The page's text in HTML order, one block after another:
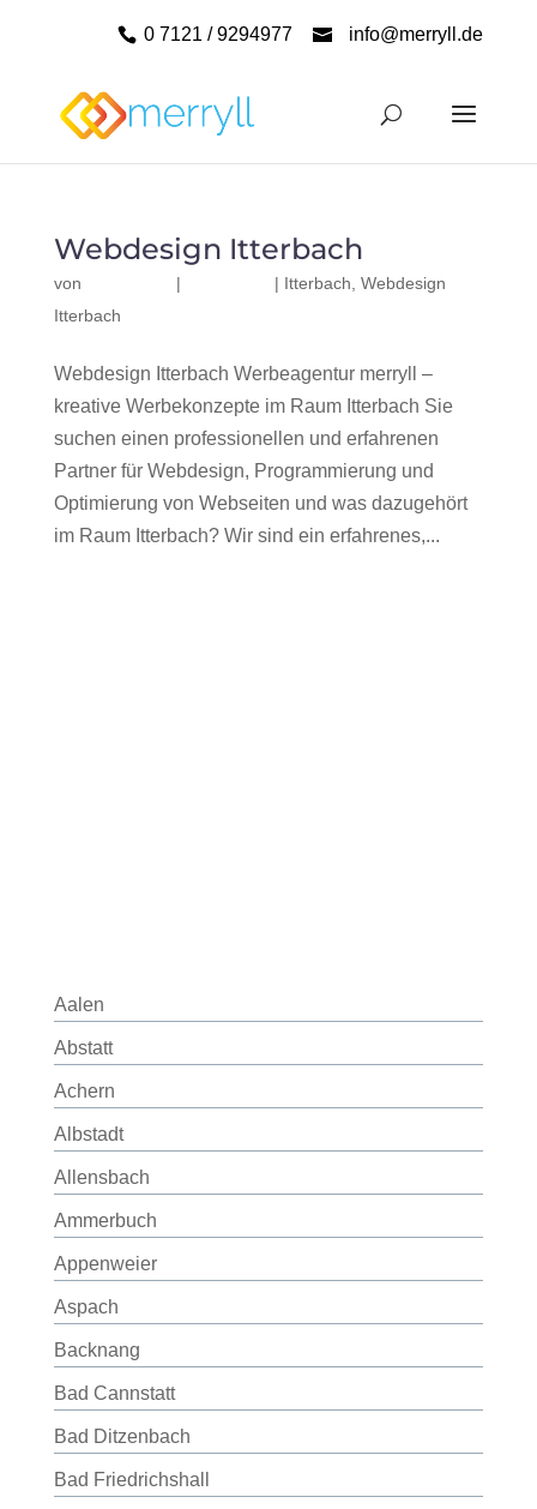
0 7121 / 9294977 info@merryll.de
Webdesign Itterbach
von | | Itterbach Webdesign
Itterbach
Webdesign Itterbach Werbeagentur merryll –
kreative Werbekonzepte im Raum Itterbach Sie
suchen einen professionellen und erfahrenen
Partner für Webdesign, Programmierung und
Optimierung von Webseiten und was dazugehört
im Raum Itterbach? Wir sind ein erfahrenes,...
Aalen
Abstatt
Achern
Albstadt
Allensbach
Ammerbuch
Appenweier
Aspach
Backnang
Bad Cannstatt
Bad Ditzenbach
Bad Friedrichshall